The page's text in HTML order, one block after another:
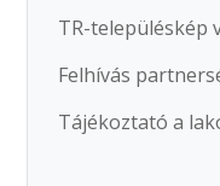
TR-településkép
Felhívás
Tájékoztató a